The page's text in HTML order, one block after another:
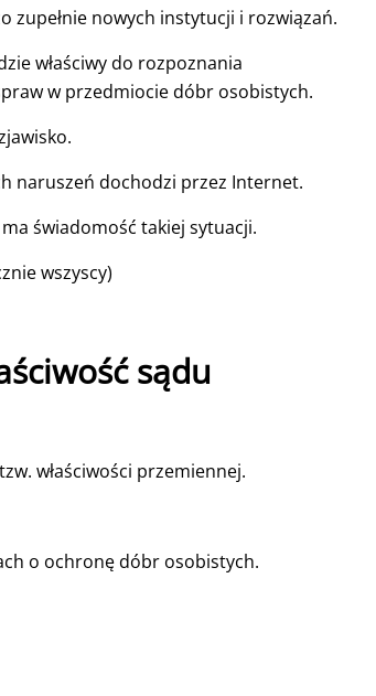
zupełnie nowych instytucji i rozwiązań.
właściwy do rozpoznania
w przedmiocie dóbr osobistych.
naruszeń dochodzi przez Internet.
świadomość takiej sytuacji.
wszyscy)
sądu
właściwości przemiennej.
o ochronę dóbr osobistych.